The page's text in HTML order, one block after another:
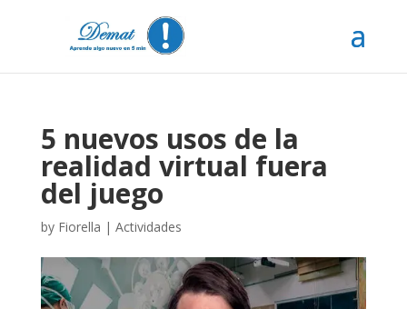
5 nuevos usos de la
realidad virtual fuera
del juego
by Fiorella | Actividades